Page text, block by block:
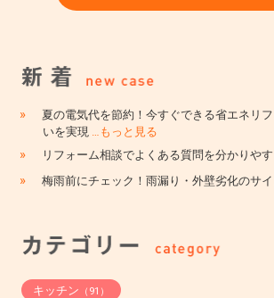
»
夏の電気代を節約！今すぐできる省エネリ
いを実現
…もっと見る
» リフォーム相談でよくある質問を分かりや
» 梅雨前にチェック！雨漏り・外壁劣化のサ
キッチン （91）